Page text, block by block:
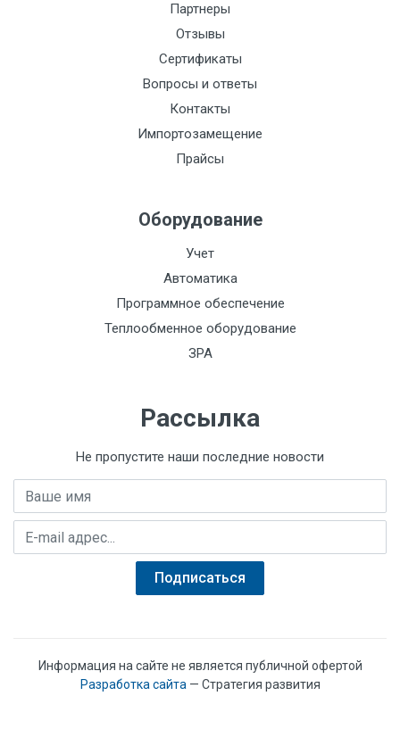
t, С:
Питание:
Сталь:
Токовый выход:
Функционально:
Индикация:
Интерфейс:
Класс
пылевлагозащиты
IP68:
Кол-во каналов:
Давление, МПа:
Давление, кгс/м3:
Давление, кПа:
Qn, м3/час:
Партнеры
Отзывы
Сертификаты
Вопросы и ответы
Контакты
Импортозамещение
Прайсы
Оборудование
Учет
Автоматика
Программное обеспечение
Теплообменное оборудование
ЗРА
Рассылка
Не пропустите наши последние новости
Подписаться
Информация на сайте не является публичной офертой
Разработка сайта — Стратегия развития